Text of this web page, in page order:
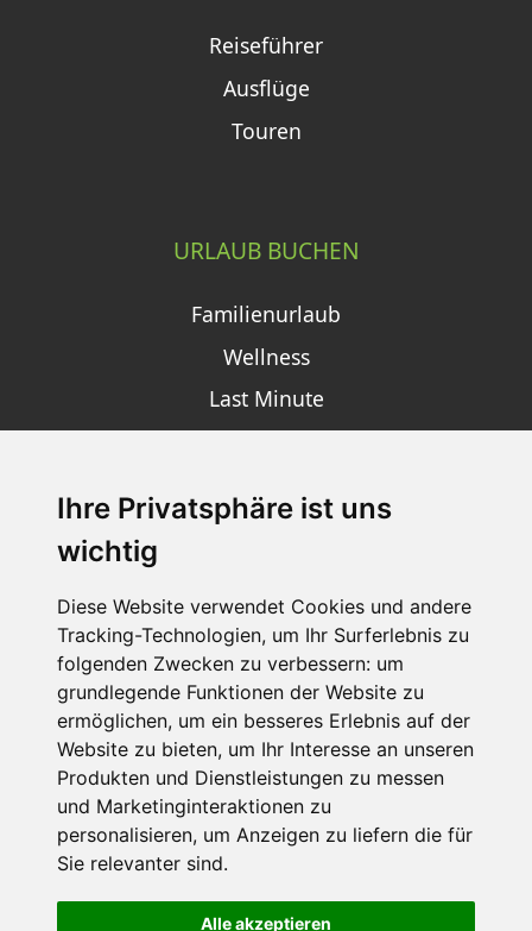
Ihre Privatsphäre ist uns
wichtig
Diese Website verwendet Cookies und andere
Tracking-Technologien, um Ihr Surferlebnis zu
folgenden Zwecken zu verbessern: um
grundlegende Funktionen der Website zu
ermöglichen, um ein besseres Erlebnis auf der
Website zu bieten, um Ihr Interesse an unseren
Produkten und Dienstleistungen zu messen
und Marketinginteraktionen zu
personalisieren, um Anzeigen zu liefern die für
Sie relevanter sind.
Alle akzeptieren
Reiseführer
Ausflüge
Touren
URLAUB BUCHEN
Familienurlaub
Wellness
Last Minute
SCHNEEHÖHEN SKI APP
Die Schneehoehen Ski APP für iOS und Android - Ein
Muss für alle Wintersportler und Schneefreaks!
Impressum
Datenschutz
Nutzungsbedingungen
Portale
FAQ Newsletter Mediadaten